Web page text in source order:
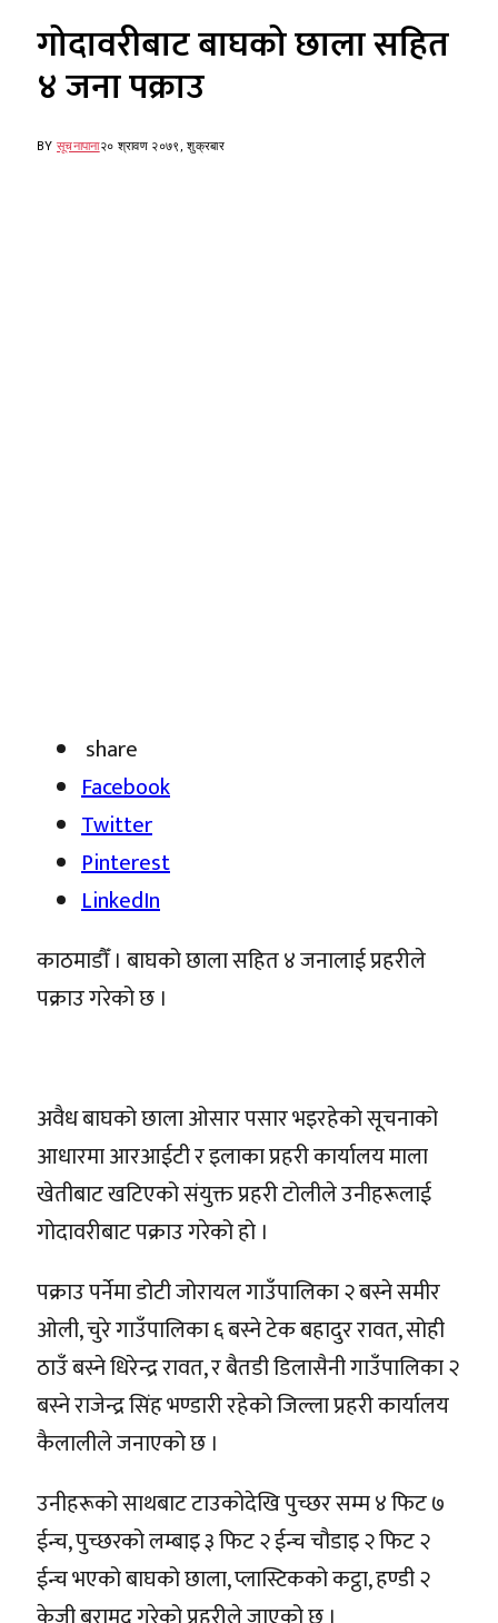
गोदावरीबाट बाघको छाला सहित
४ जना पक्राउ
BY सूचनापाना२० श्रावण २०७९, शुक्रबार
share
Facebook
Twitter
Pinterest
LinkedIn
काठमाडौँ । बाघको छाला सहित ४ जनालाई प्रहरीले
पक्राउ गरेको छ ।
अवैध बाघको छाला ओसार पसार भइरहेको सूचनाको
आधारमा आरआईटी र इलाका प्रहरी कार्यालय माला
खेतीबाट खटिएको संयुक्त प्रहरी टोलीले उनीहरूलाई
गोदावरीबाट पक्राउ गरेको हो ।
पक्राउ पर्नेमा डोटी जोरायल गाउँपालिका २ बस्ने समीर
ओली, चुरे गाउँपालिका ६ बस्ने टेक बहादुर रावत, सोही
ठाउँ बस्ने धिरेन्द्र रावत, र बैतडी डिलासैनी गाउँपालिका २
बस्ने राजेन्द्र सिंह भण्डारी रहेको जिल्ला प्रहरी कार्यालय
कैलालीले जनाएको छ ।
उनीहरूको साथबाट टाउकोदेखि पुच्छर सम्म ४ फिट ७
ईन्च, पुच्छरको लम्बाइ ३ फिट २ ईन्च चौडाइ २ फिट २
ईन्च भएको बाघको छाला, प्लास्टिकको कट्ठा, हण्डी २